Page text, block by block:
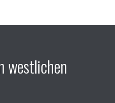
westlichen